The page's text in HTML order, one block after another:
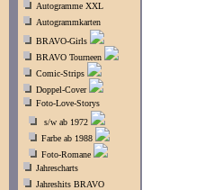
Autogramme XXL
Autogrammkarten
BRAVO-Girls
BRAVO Tourneen
Comic-Strips
Doppel-Cover
Foto-Love-Storys
s/w ab 1972
Farbe ab 1988
Foto-Romane
Jahrescharts
Jahreshits BRAVO